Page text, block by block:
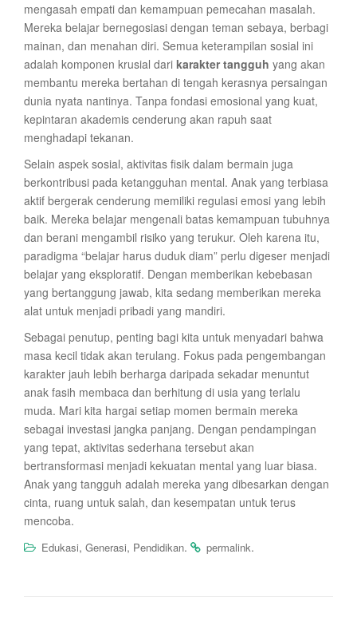
mengasah empati dan kemampuan pemecahan masalah.
Mereka belajar bernegosiasi dengan teman sebaya, berbagi
mainan, dan menahan diri. Semua keterampilan sosial ini
adalah komponen krusial dari karakter tangguh yang akan
membantu mereka bertahan di tengah kerasnya persaingan
dunia nyata nantinya. Tanpa fondasi emosional yang kuat,
kepintaran akademis cenderung akan rapuh saat
menghadapi tekanan.
Selain aspek sosial, aktivitas fisik dalam bermain juga
berkontribusi pada ketangguhan mental. Anak yang terbiasa
aktif bergerak cenderung memiliki regulasi emosi yang lebih
baik. Mereka belajar mengenali batas kemampuan tubuhnya
dan berani mengambil risiko yang terukur. Oleh karena itu,
paradigma “belajar harus duduk diam” perlu digeser menjadi
belajar yang eksploratif. Dengan memberikan kebebasan
yang bertanggung jawab, kita sedang memberikan mereka
alat untuk menjadi pribadi yang mandiri.
Sebagai penutup, penting bagi kita untuk menyadari bahwa
masa kecil tidak akan terulang. Fokus pada pengembangan
karakter jauh lebih berharga daripada sekadar menuntut
anak fasih membaca dan berhitung di usia yang terlalu
muda. Mari kita hargai setiap momen bermain mereka
sebagai investasi jangka panjang. Dengan pendampingan
yang tepat, aktivitas sederhana tersebut akan
bertransformasi menjadi kekuatan mental yang luar biasa.
Anak yang tangguh adalah mereka yang dibesarkan dengan
cinta, ruang untuk salah, dan kesempatan untuk terus
mencoba.
Edukasi, Generasi, Pendidikan. permalink.